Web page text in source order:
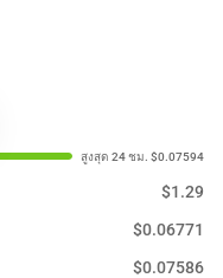
$1.29
$0.06771
$0.07586